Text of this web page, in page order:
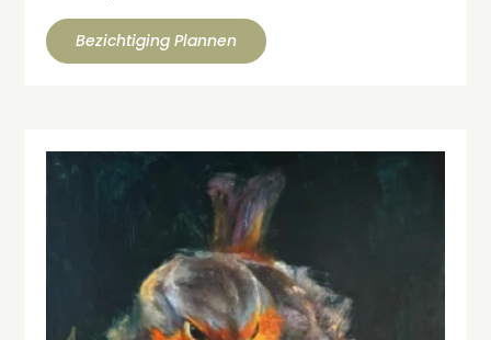
Bezichtiging Plannen